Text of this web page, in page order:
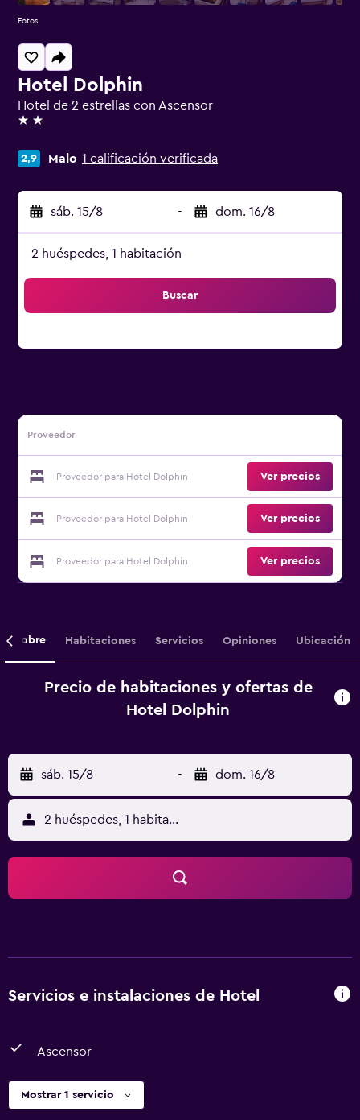
Hotel Dolphin
Hotel de 2 estrellas con Ascensor
2 estrellas
2,9 Malo 1 calificación verificada
sáb. 15/8 - dom. 16/8
2 huéspedes, 1 habitación
Buscar
Proveedor
Proveedor para Hotel Dolphin Ver precios
Proveedor para Hotel Dolphin Ver precios
Proveedor para Hotel Dolphin Ver precios
Fotos
Sobre Habitaciones Servicios Opiniones Ubicación
Precio de habitaciones y ofertas de
Hotel Dolphin
sáb. 15/8 - dom. 16/8
2 huéspedes, 1 habitación
Servicios e instalaciones de Hotel
Ascensor
Mostrar 1 servicio